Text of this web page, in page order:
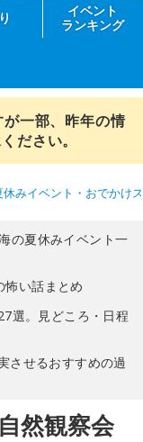
イベント
ランキング
一部、昨年の情
ださい。
休みイベント・おでかけ
の夏休みイベント一
怖い話まとめ
選。見どころ・日程
させるおすすめの過
然観察会